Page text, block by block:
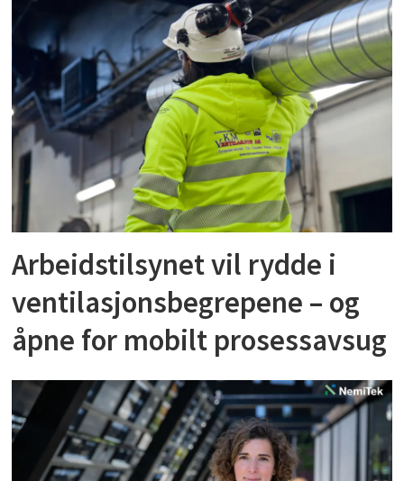
Arbeidstilsynet vil rydde i
ventilasjonsbegrepene – og
åpne for mobilt prosessavsug